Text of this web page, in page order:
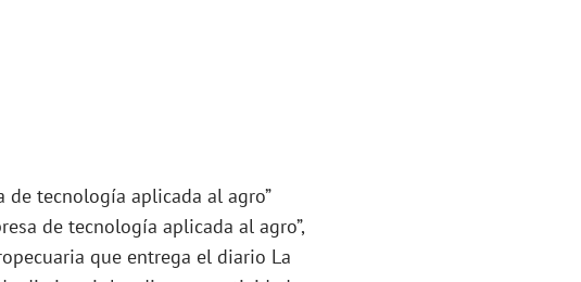
de tecnología aplicada al agro”
de tecnología aplicada al agro”,
que entrega el diario La